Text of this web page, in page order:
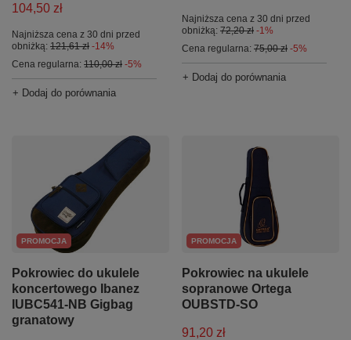
104,50 zł
Najniższa cena z 30 dni przed
obniżką: 121,61 zł -14%
Cena regularna: 110,00 zł -5%
+ Dodaj do porównania
Najniższa cena z 30 dni przed
obniżką: 72,20 zł -1%
Cena regularna: 75,00 zł -5%
+ Dodaj do porównania
PROMOCJA
Pokrowiec do ukulele
koncertowego Ibanez
IUBC541-NB Gigbag
granatowy
PROMOCJA
Pokrowiec na ukulele
sopranowe Ortega
OUBSTD-SO
91,20 zł